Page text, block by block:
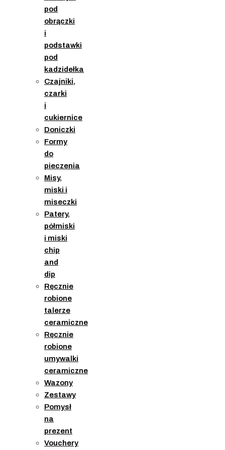
pod
obrączki
i
podstawki
pod
kadzidełka
Czajniki,
czarki
i
cukiernice
Doniczki
Formy
do
pieczenia
Misy,
miski i
miseczki
Patery,
półmiski
i miski
chip
and
dip
Ręcznie
robione
talerze
ceramiczne
Ręcznie
robione
umywalki
ceramiczne
Wazony
Zestawy
Pomysł
na
prezent
Vouchery